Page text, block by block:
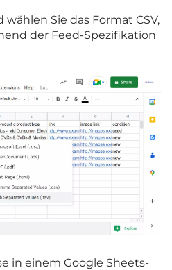
Sie das Format CSV,
der Feed-Spezifikation
in einem Google Sheets-